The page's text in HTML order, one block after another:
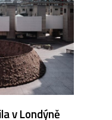
v Londýně